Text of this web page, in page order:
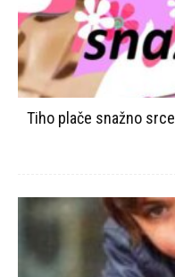
Tiho plače snažno srce